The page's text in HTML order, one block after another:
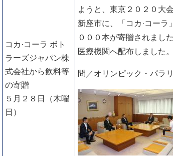
コカ·コーラ ボト
ラーズジャパン株
式会社から飲料等
の寄贈
５月２８日（木曜
日）
ようと、東京２０２０大
新座市に、「コカ·コーラ
０００本が寄贈されまし
医療機関へ配布しました。
問／オリンピック・パラ